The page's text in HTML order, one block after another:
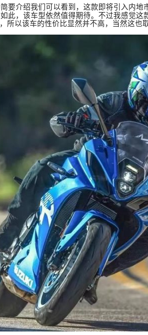
要介绍我们可以看到，这款即将引入内地
此，该车型依然值得期待。不过我感觉
所以该车的性价比显然并不高，当然这也